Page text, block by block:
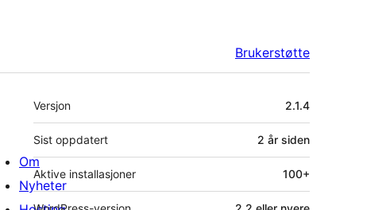
Brukerstøtte
Meta
Versjon 2.1.4
Sist oppdatert 2 år siden
Aktive installasjoner 100+
Om
Nyheter